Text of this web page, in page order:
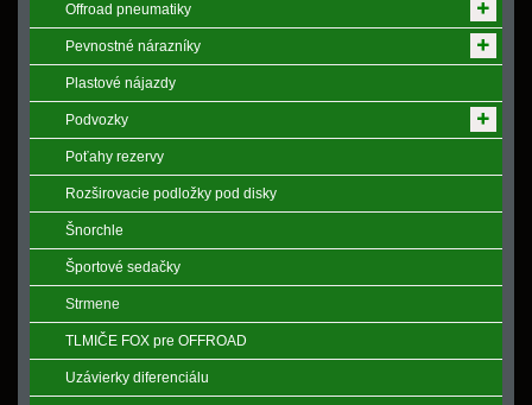
Offroad pneumatiky
Pevnostné nárazníky
Plastové nájazdy
Podvozky
Poťahy rezervy
Rozširovacie podložky pod disky
Šnorchle
Športové sedačky
Strmene
TLMIČE FOX pre OFFROAD
Uzávierky diferenciálu